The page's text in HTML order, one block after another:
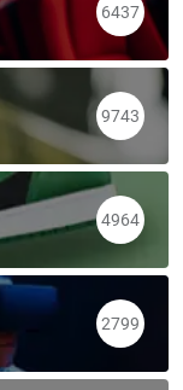
6437
9743
4964
2799